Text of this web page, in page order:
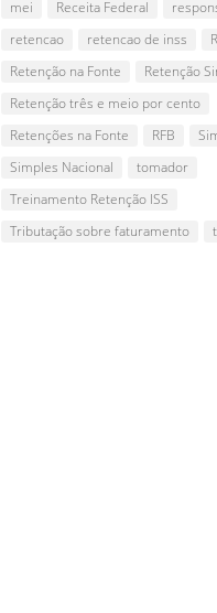
mei
Receita Federal
retencao
retencao de inss
Retenção na Fonte
Retenção
Retenção três e meio por cento
Retenções na Fonte
RFB
Simples Nacional
tomador
Treinamento Retenção ISS
Tributação sobre faturamento